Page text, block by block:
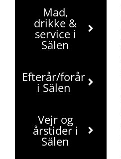
Mad,
drikke &
service i
Sälen
Efterår/forår
i Sälen
Vejr og
årstider i
Sälen